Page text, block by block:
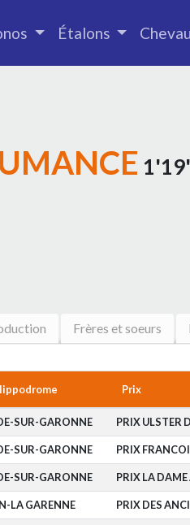
Étalons
Frères et soeurs
Prix
SUR-GARONNE PRIX ULSTER
SUR-GARONNE PRIX
SUR-GARONNE PRIX LA
LA GARENNE PRIX DES